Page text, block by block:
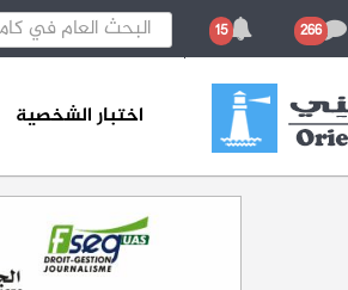
266
15
اختبار الشخصية